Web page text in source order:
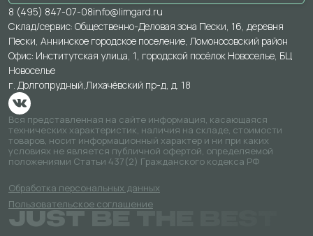
8 (495) 847-07-08info@limgard.ru
Склад/сервис: Общественно-Деловая зона Пески, 16, деревня
Пески, Аннинское городское поселение, Ломоносовский район
Офис: Институтская улица, 1, городской посёлок Новоселье, БЦ
Новоселье
г. Долгопрудный,Лихачёвский пр-д, д. 18
Вся представленная на сайте информация, касающаяся
технических характеристик, наличия на складе, стоимости
товаров, носит информационный характер и ни при каких
условиях не является публичной офертой, определяемой
положениями Статьи 437(2) Гражданского кодекса РФ
Обработка персональных данных
Пользовательское соглашение
JUST BE THE BEST